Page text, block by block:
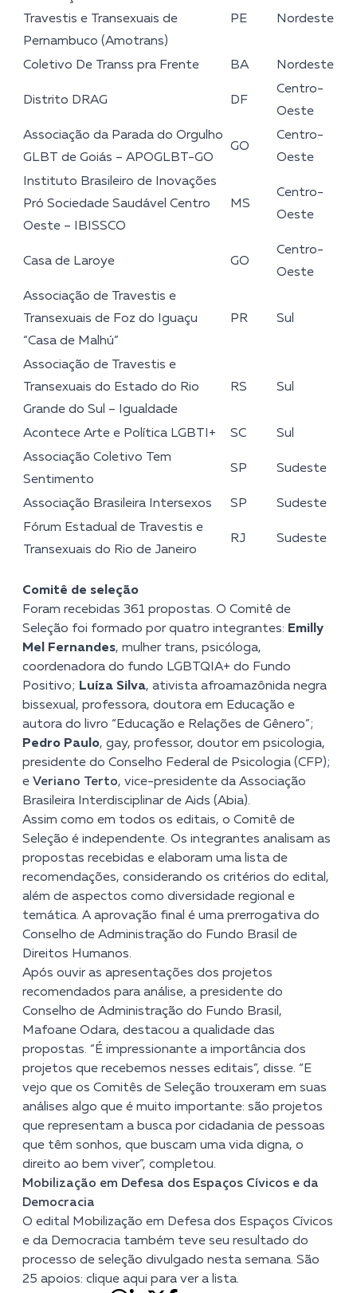
Travestis e Transexuais de
Pernambuco (Amotrans)
PE Nordeste
Coletivo De Transs pra Frente BA Nordeste
Distrito DRAG DF
Centro-
Oeste
Associação da Parada do Orgulho
GLBT de Goiás – APOGLBT-GO
GO
Centro-
Oeste
Instituto Brasileiro de Inovações
Pró Sociedade Saudável Centro
Oeste – IBISSCO
MS
Centro-
Oeste
Casa de Laroye GO
Centro-
Oeste
Associação de Travestis e
Transexuais de Foz do Iguaçu
“Casa de Malhú”
PR Sul
Associação de Travestis e
Transexuais do Estado do Rio
Grande do Sul – Igualdade
RS Sul
Acontece Arte e Política LGBTI+ SC
Sul
Associação Coletivo Tem
Sentimento
SP Sudeste
Associação Brasileira Intersexos SP
Sudeste
Fórum Estadual de Travestis e
Transexuais do Rio de Janeiro
RJ Sudeste
Comitê de seleção
Foram recebidas 361 propostas. O Comitê de
Seleção foi formado por quatro integrantes: Emilly
Mel Fernandes, mulher trans, psicóloga,
coordenadora do fundo LGBTQIA+ do Fundo
Positivo; Luíza Silva, ativista afroamazônida negra
bissexual, professora, doutora em Educação e
autora do livro “Educação e Relações de Gênero”;
Pedro Paulo, gay, professor, doutor em psicologia,
presidente do Conselho Federal de Psicologia (CFP);
e Veriano Terto, vice-presidente da Associação
Brasileira Interdisciplinar de Aids (Abia).
Assim como em todos os editais, o Comitê de
Seleção é independente. Os integrantes analisam as
propostas recebidas e elaboram uma lista de
recomendações, considerando os critérios do edital,
além de aspectos como diversidade regional e
temática. A aprovação final é uma prerrogativa do
Conselho de Administração do Fundo Brasil de
Direitos Humanos.
Após ouvir as apresentações dos projetos
recomendados para análise, a presidente do
Conselho de Administração do Fundo Brasil,
Mafoane Odara, destacou a qualidade das
propostas. “É impressionante a importância dos
projetos que recebemos nesses editais”, disse. “E
vejo que os Comitês de Seleção trouxeram em suas
análises algo que é muito importante: são projetos
que representam a busca por cidadania de pessoas
que têm sonhos, que buscam uma vida digna, o
direito ao bem viver”, completou.
Mobilização em Defesa dos Espaços Cívicos e da
Democracia
O edital Mobilização em Defesa dos Espaços Cívicos
e da Democracia também teve seu resultado do
processo de seleção divulgado nesta semana. São
25 apoios: clique aqui para ver a lista.